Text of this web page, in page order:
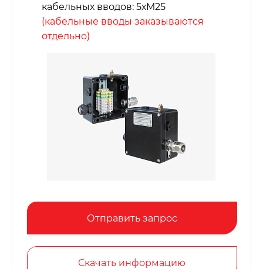
кабельных вводов: 5хМ25
(кабельные вводы заказываются
отдельно)
Отправить запрос
Скачать информацию